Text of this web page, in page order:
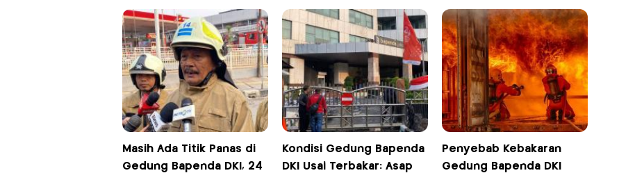
Masih Ada Titik Panas di
Gedung Bapenda DKI, 24
Kondisi Gedung Bapenda
DKI Usai Terbakar: Asap
Penyebab Kebakaran
Gedung Bapenda DKI